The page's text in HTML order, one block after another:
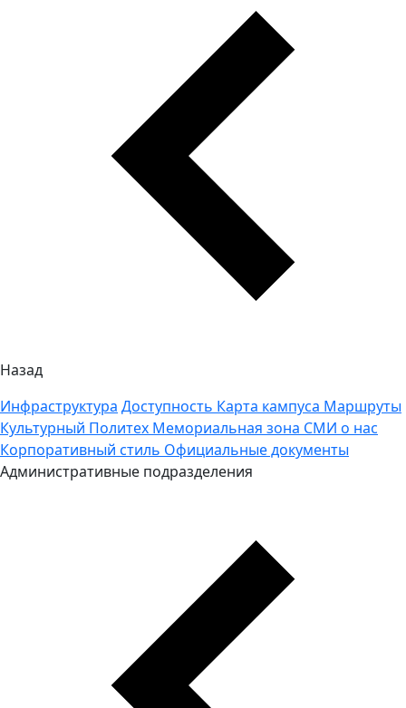
Назад
Инфраструктура Доступность Карта кампуса Маршруты
Культурный Политех Мемориальная зона СМИ о нас
Корпоративный стиль Официальные документы
Административные подразделения